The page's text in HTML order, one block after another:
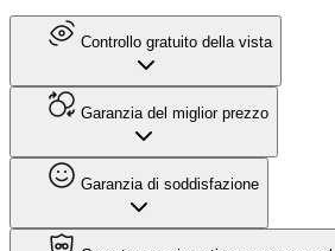
Controllo gratuito della vista
Garanzia del miglior prezzo
Garanzia di soddisfazione